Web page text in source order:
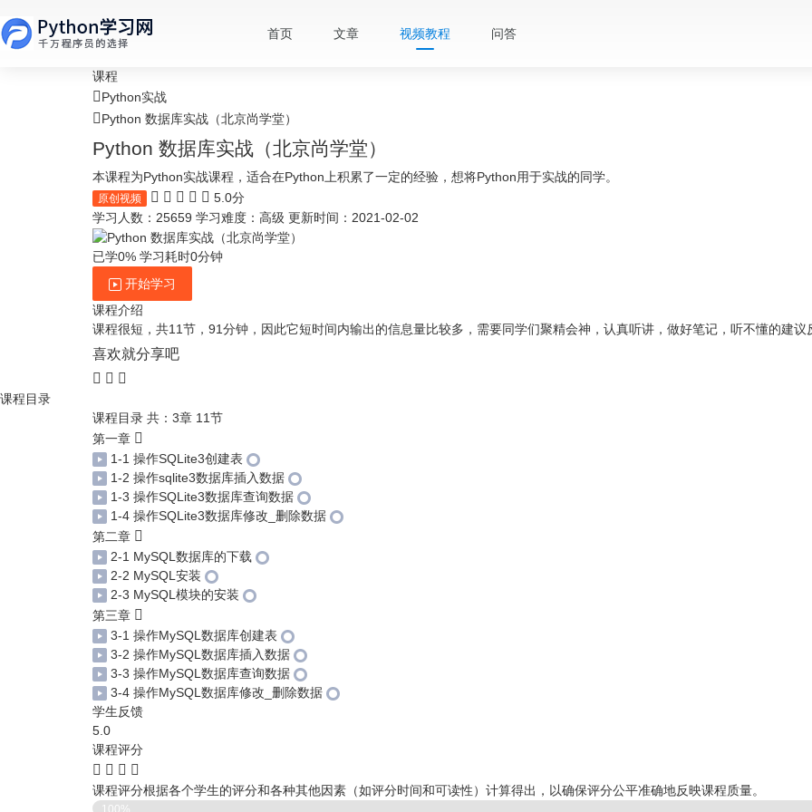
首页 文章 视频教程 问答
课程
Python实战
Python 数据库实战（北京尚学堂）
Python 数据库实战（北京尚学堂）
本课程为Python实战课程，适合在Python上积累了一定的经验，想将Python用于实战的同学。
原创视频
5.0分
学习人数：25659 学习难度：高级 更新时间：2021-02-02
已学0% 学习耗时0分钟
开始学习
课程介绍
课程很短，共11节，91分钟，因此它短时间内输出的信息量比较多，需要同学们聚精会神，认真听讲，做好笔记，听不懂的建议
喜欢就分享吧
课程目录
课程目录 共：3章 11节
第一章
1-1 操作SQLite3创建表
1-2 操作sqlite3数据库插入数据
1-3 操作SQLite3数据库查询数据
1-4 操作SQLite3数据库修改_删除数据
第二章
2-1 MySQL数据库的下载
2-2 MySQL安装
2-3 MySQL模块的安装
第三章
3-1 操作MySQL数据库创建表
3-2 操作MySQL数据库插入数据
3-3 操作MySQL数据库查询数据
3-4 操作MySQL数据库修改_删除数据
学生反馈
5.0
课程评分
课程评分根据各个学生的评分和各种其他因素（如评分时间和可读性）计算得出，以确保评分公平准确地反映课程质量。
100%